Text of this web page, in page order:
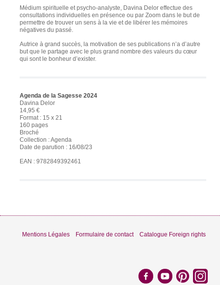
Médium spirituelle et psycho-analyste, Davina Delor effectue des
consultations individuelles en présence ou par Zoom dans le but de
permettre de trouver un sens à la vie et de libérer les mémoires
négatives du passé.
Autrice à grand succès, la motivation de ses publications n’a d’autre
but que le partage avec le plus grand nombre des valeurs du cœur
qui sont le bonheur d’exister.
Agenda de la Sagesse 2024
Davina Delor
14,95 €
Format : 15 x 21
160 pages
Broché
Collection : Agenda
Date de parution : 16/08/23
EAN : 9782849392461
Mentions Légales Formulaire de contact Catalogue Foreign rights